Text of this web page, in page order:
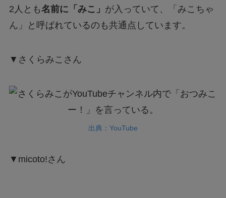
2人とも名前に「みこ」 が入っていて、「みこちゃ
ん」と呼ばれているのも共通点しています。
▼さくらみこさん
出典：YouTube
▼micoto!さん